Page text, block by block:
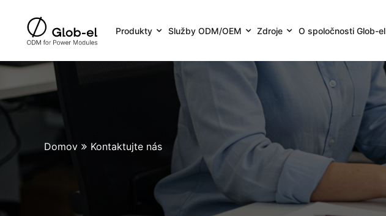
Produkty Služby ODM/OEM Zdroje O spoločnosti Glob-el
Domov Kontaktujte nás